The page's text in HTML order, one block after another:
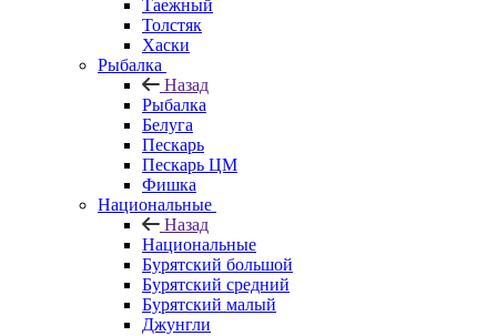
Таежный
Толстяк
Хаски
Рыбалка
Назад
Рыбалка
Белуга
Пескарь
Пескарь ЦМ
Фишка
Национальные
Назад
Национальные
Бурятский большой
Бурятский средний
Бурятский малый
Джунгли